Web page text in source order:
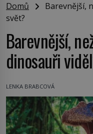
Domů
Barevnější,
svět?
Barevnější,
dinosauři
LENKA BRABCOVÁ